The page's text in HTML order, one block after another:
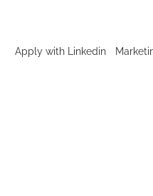
Apply with Linkedin